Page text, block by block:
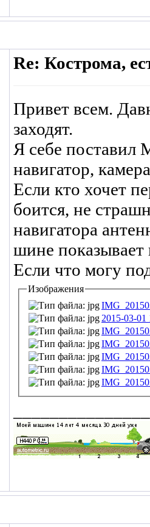
Re: Кострома,
Привет всем.
заходят.
Я себе
навигатор,
Если кто хочет
боится, не
навигатора
шине
Если что могу
Изображения
2015-03-01